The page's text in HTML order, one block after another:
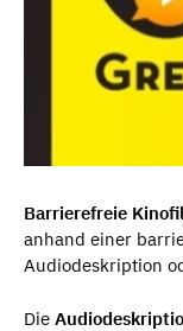
Barrierefreie
anhand einer
Audiodeskription
Die